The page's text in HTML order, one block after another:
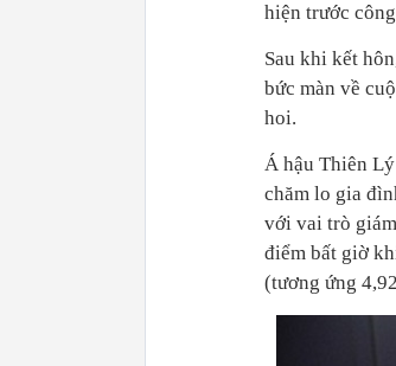
hiện trước
Sau khi kết
bức màn về
hoi.
Á hậu Thiên
chăm lo gia
với vai trò
điểm bất giờ
(tương ứng